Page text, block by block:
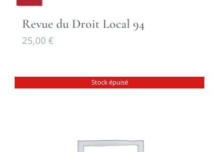
Revue du Droit Local 94
25,00 €
Stock épuisé